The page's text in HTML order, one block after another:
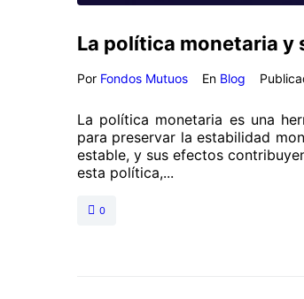
La política monetaria y
Por Fondos Mutuos En Blog
La política monetaria es una
para preservar la estabilidad
estable, y sus efectos
esta política,...
0